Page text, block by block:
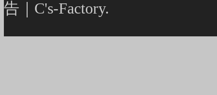
告｜C's-Factory.